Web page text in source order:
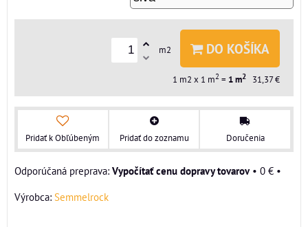
m2 DO KOŠÍKA
1 m2 x 1 m2 = 1m2 31,37 €
Pridať k Obľúbeným Pridať do zoznamu Doručenia
Vypočítať cenu dopravy tovarov• 0 € •
Výrobca: Semmelrock